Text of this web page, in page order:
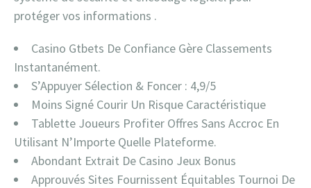
protéger vos informations .
Casino Gtbets De Confiance Gère Classements
Instantanément.
S’Appuyer Sélection & Foncer : 4,9/5
Moins Signé Courir Un Risque Caractéristique
Tablette Joueurs Profiter Offres Sans Accroc En
Utilisant N’Importe Quelle Plateforme.
Abondant Extrait De Casino Jeux Bonus
Approuvés Sites Fournissent Équitables Tournoi De